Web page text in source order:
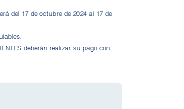
del 17 de octubre de 2024 al 17 de
deberán realizar su pago con